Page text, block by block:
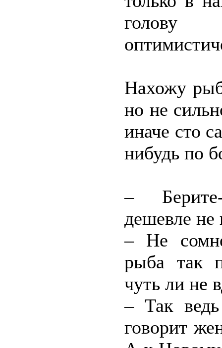
Нахожу
но не
иначе сто
нибудь по
–
дешевле не
– Не
рыба так
чуть ли не
– Так
говорит